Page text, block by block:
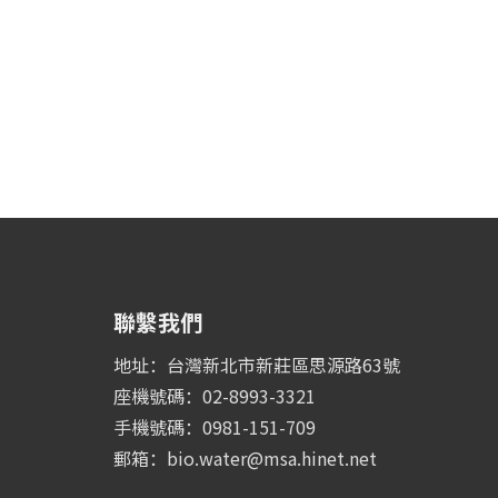
聯繫我們
地址：台灣新北市新莊區思源路63號
座機號碼：02-8993-3321
手機號碼：0981-151-709
郵箱： bio.water@msa.hinet.net